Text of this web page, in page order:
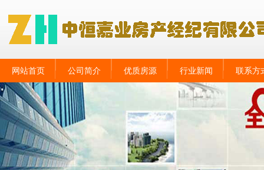
网站首页 公司简介 优质房源 行业新闻 联系方